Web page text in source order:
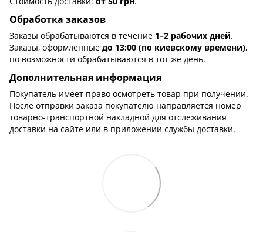
Обработка заказов
Заказы обрабатываются в течение 1–2 рабочих дней.
Заказы, оформленные до 13:00 (по киевскому времени),
по возможности обрабатываются в тот же день.
Дополнительная информация
Покупатель имеет право осмотреть товар при получении.
После отправки заказа покупателю направляется номер
товарно-транспортной накладной для отслеживания
доставки на сайте или в приложении службы доставки.